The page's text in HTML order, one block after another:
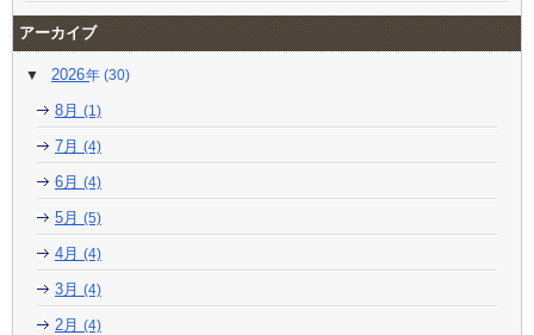
アーカイブ
2026 (30)
8月 (1)
7月 (4)
6月 (4)
5月 (5)
4月 (4)
3月 (4)
2月 (4)